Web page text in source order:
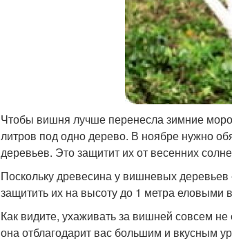
Чтобы вишня лучше перенесла зимние
литров под одно дерево. В ноябре нужно
деревьев. Это защитит их от весенних
Поскольку древесина у вишневых
защитить их на высоту до 1 метра еловыми
Как видите, ухаживать за вишней совсем
она отблагодарит вас большим и вкусным